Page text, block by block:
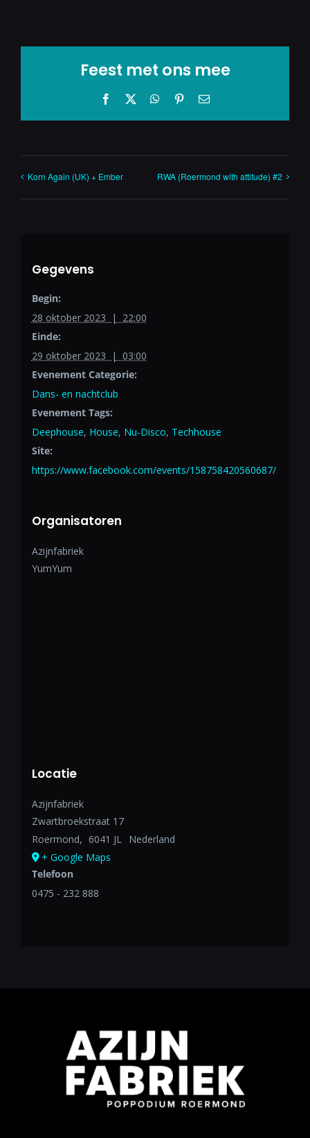
Feest met ons mee
Facebook WhatsApp
Pinterest
E-
Korn Again (UK) + Ember RWA (Roermond with attitude) #2
Gegevens
Begin:
28 oktober 2023 | 22:00
Einde:
29 oktober 2023 | 03:00
Evenement Categorie:
Dans- en nachtclub
Evenement Tags:
Deephouse, House, Nu-Disco, Techhouse
Site:
https://www.facebook.com/events/158758420560687/
Organisatoren
Azijnfabriek
YumYum
Locatie
Azijnfabriek
Zwartbroekstraat 17
Roermond, 6041 JL Nederland
+ Google Maps
Telefoon
0475 - 232 888